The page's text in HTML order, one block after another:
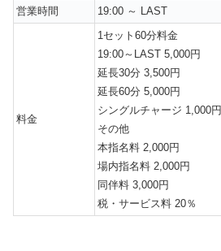
営業時間
19:00 ～ LAST
料金
1セット60分料金
19:00～LAST 5,000円
延長30分 3,500円
延長60分 5,000円
シングルチャージ 1,000円
その他
本指名料 2,000円
場内指名料 2,000円
同伴料 3,000円
税・サービス料 20％